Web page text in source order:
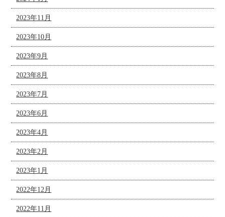
2023年11月
2023年10月
2023年9月
2023年8月
2023年7月
2023年6月
2023年4月
2023年2月
2023年1月
2022年12月
2022年11月